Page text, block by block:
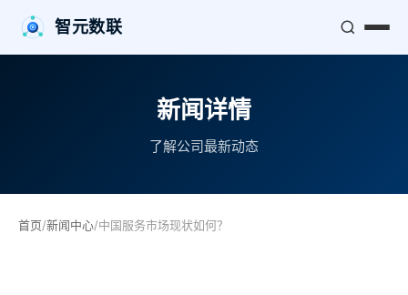
智元数联
新闻详情
了解公司最新动态
首页/新闻中心/中国服务市场现状如何？